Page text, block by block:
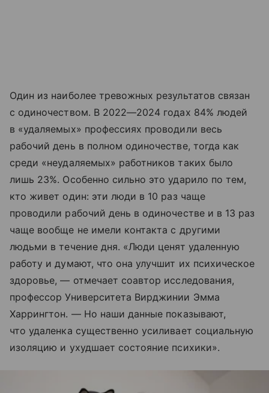
Один из наиболее тревожных результатов связан
с одиночеством. В 2022—2024 годах 84% людей
в «удаляемых» профессиях проводили весь
рабочий день в полном одиночестве, тогда как
среди «неудаляемых» работников таких было
лишь 23%. Особенно сильно это ударило по тем,
кто живет один: эти люди в 10 раз чаще
проводили рабочий день в одиночестве и в 13 раз
чаще вообще не имели контакта с другими
людьми в течение дня. «Люди ценят удаленную
работу и думают, что она улучшит их психическое
здоровье, — отмечает соавтор исследования,
профессор Университета Вирджинии Эмма
Харрингтон. — Но наши данные показывают,
что удаленка существенно усиливает социальную
изоляцию и ухудшает состояние психики».